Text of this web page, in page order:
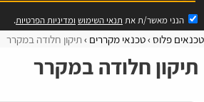
הנני מאשר/ת את תנאי השימוש ומדיניות הפרטיות.
טכנאים פלוס טכנאי מקררים תיקון חלודה במקרר
תיקון חלודה במקרר